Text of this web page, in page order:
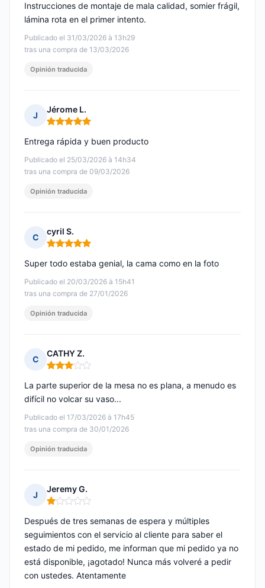
Publicado el 31/03/2026 à 13h29
tras una compra de 13/03/2026
Instrucciones de montaje de mala calidad, somier frágil,
lámina rota en el primer intento.
Opinión traducida
J
Jérome L.
Nota: 5 de 5
Publicado el 25/03/2026 à 14h34
tras una compra de 09/03/2026
Entrega rápida y buen producto
Opinión traducida
C
cyril S.
Nota: 5 de 5
Publicado el 20/03/2026 à 15h41
tras una compra de 27/01/2026
Super todo estaba genial, la cama como en la foto
Opinión traducida
C
CATHY Z.
Nota: 3 de 5
Publicado el 17/03/2026 à 17h45
tras una compra de 30/01/2026
La parte superior de la mesa no es plana, a menudo es
difícil no volcar su vaso...
Opinión traducida
J
Jeremy G.
Nota: 1 de 5
Después de tres semanas de espera y múltiples
seguimientos con el servicio al cliente para saber el
estado de mi pedido, me informan que mi pedido ya no
está disponible, ¡agotado! Nunca más volveré a pedir
con ustedes. Atentamente